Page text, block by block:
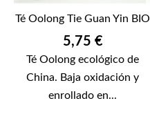
Té Oolong Tie Guan Yin BIO
Precio
5,75 €
Té Oolong ecológico de
China. Baja oxidación y
enrollado en...